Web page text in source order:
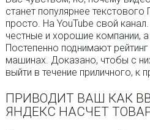
станет популярнее текстового
просто. На YouTube свой
честные и хорошие компании,
Постепенно поднимают
машинах. Доказано, чтобы с
выйти в течение приличного, к
ПРИВОДИТ ВАШ КАК
ЯНДЕКС НАСЧЕТ